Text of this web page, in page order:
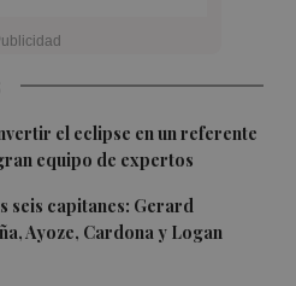
el eclipse en un referente
equipo de expertos
seis capitanes: Gerard
Ayoze, Cardona y Logan